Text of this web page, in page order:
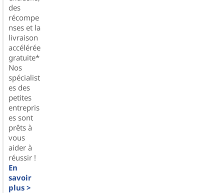
des
récompe
nses et la
livraison
accélérée
gratuite*
Nos
spécialist
es des
petites
entrepris
es sont
prêts à
vous
aider à
réussir !
En
savoir
plus >